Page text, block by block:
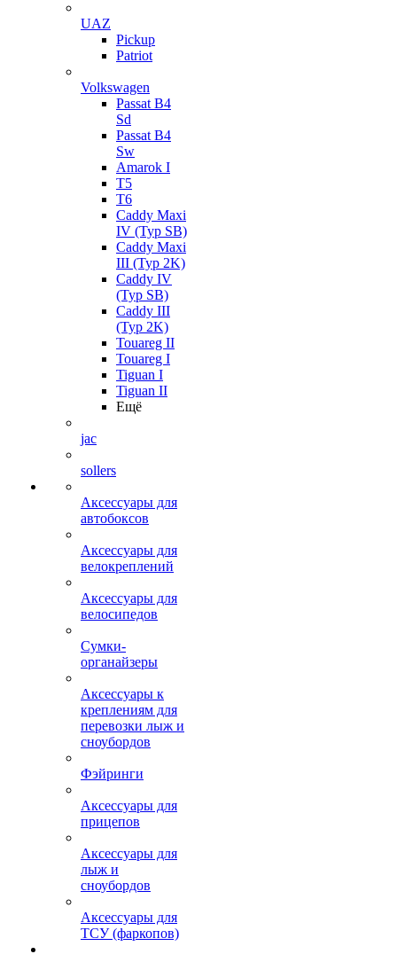
UAZ
Pickup
Patriot
Volkswagen
Passat B4
Sd
Passat B4
Sw
Amarok I
T5
T6
Caddy Maxi
IV (Typ SB)
Caddy Maxi
III (Typ 2K)
Caddy IV
(Typ SB)
Caddy III
(Typ 2K)
Touareg II
Touareg I
Tiguan I
Tiguan II
Ещё
jac
sollers
Аксессуары для
автобоксов
Аксессуары для
велокреплений
Аксессуары для
велосипедов
Сумки-
органайзеры
Аксессуары к
креплениям для
перевозки лыж и
сноубордов
Фэйринги
Аксессуары для
прицепов
Аксессуары для
лыж и
сноубордов
Аксессуары для
ТСУ (фаркопов)